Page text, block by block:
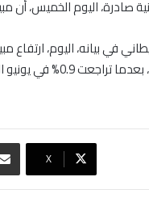
اليوم الخميس، أن مبيعات
في بيانه، اليوم،
‫X